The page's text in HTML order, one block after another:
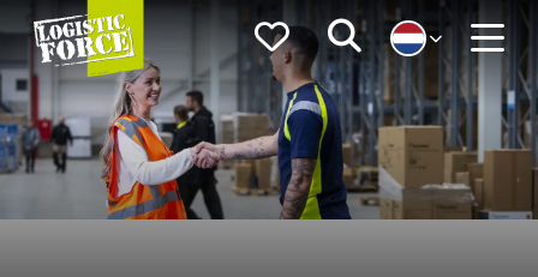
Logistic
Force
FavorietenZoeken
Menu